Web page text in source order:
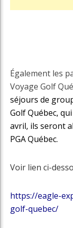
Également les
Voyage Golf
séjours de
Golf Québec,
avril, ils seront
PGA Québec.
Voir lien ci-
https://eagle-
golf-quebec/